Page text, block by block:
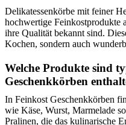
Delikatessenkörbe mit feiner
hochwertige Feinkostprodukte
ihre Qualität bekannt sind.
Kochen, sondern auch
Welche Produkte sind
Geschenkkörben
In Feinkost Geschenkkörben
wie Käse, Wurst, Marmelade
Pralinen, die das kulinarische